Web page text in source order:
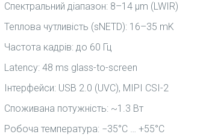
Спектральний діапазон: 8–14 μm (LWIR)
Теплова чутливість (sNETD): 16–35 mK
Частота кадрів: до 60 Гц
Latency: 48 ms glass-to-screen
Інтерфейси: USB 2.0 (UVC), MIPI CSI-2
Споживана потужність: ~1.3 Вт
Робоча температура: −35°C … +55°C